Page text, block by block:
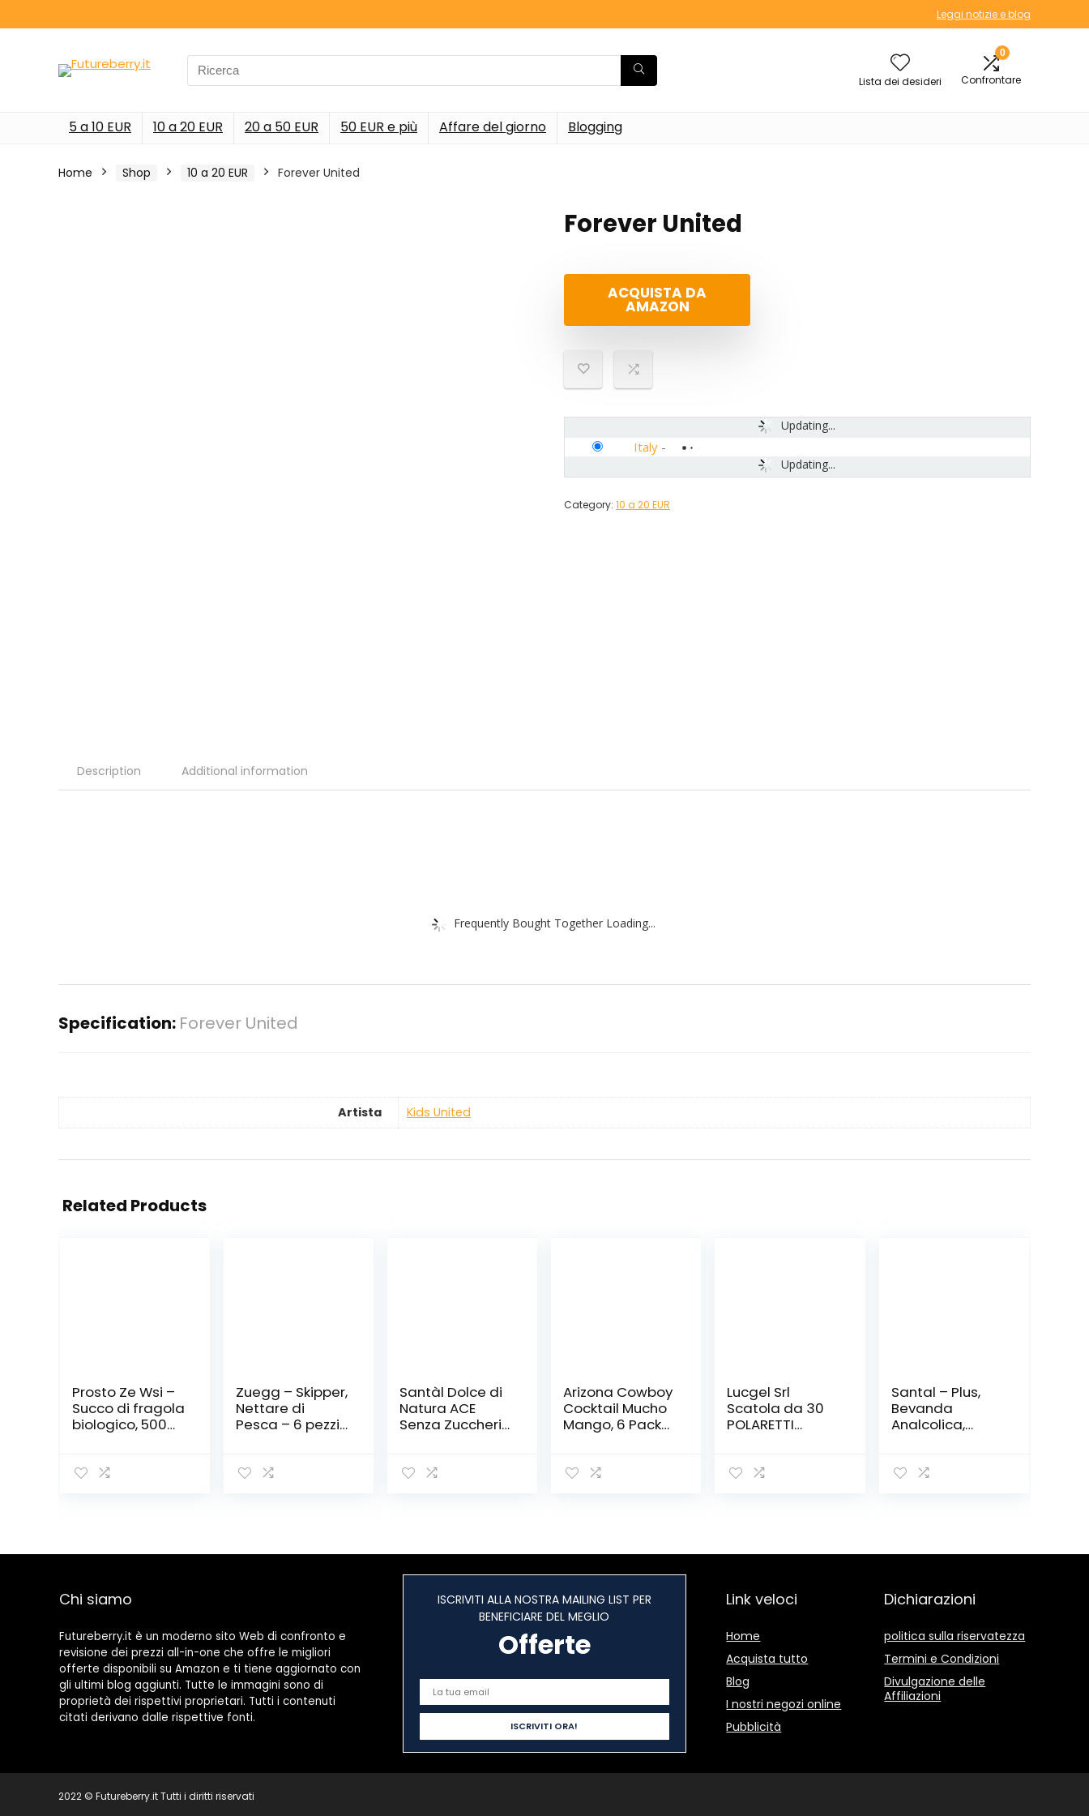
Leggi notizie e blog
Search
for:
Lista dei desideri
0
Confrontare
5 a 10 EUR 10 a 20 EUR 20 a 50 EUR 50 EUR e più Affare del giorno Blogging
Home Shop 10 a 20 EUR Forever United
Forever United
ACQUISTA DA
AMAZON
Updating...
Updating...
Italy -
Category: 10 a 20 EUR
Description Additional information
Frequently Bought Together Loading...
Specification: Forever United
Artista Kids United
Related Products
Prosto Ze Wsi –
Succo di fragola
biologico, 500
Zuegg – Skipper,
Nettare di
Pesca – 6 pezzi
Santàl Dolce di
Natura ACE
Senza Zuccheri
Arizona Cowboy
Cocktail Mucho
Mango, 6 Pack
Lucgel Srl
Scatola da 30
POLARETTI
PELUCHE da 1260
Santal – Plus,
Bevanda
Analcolica,
[12 l]
Chi siamo
Futureberry.it è un moderno sito Web di confronto e
revisione dei prezzi all-in-one che offre le migliori
offerte disponibili su Amazon e ti tiene aggiornato con
gli ultimi blog aggiunti. Tutte le immagini sono di
proprietà dei rispettivi proprietari. Tutti i contenuti
citati derivano dalle rispettive fonti.
ISCRIVITI ALLA NOSTRA MAILING LIST PER
BENEFICIARE DEL MEGLIO
Offerte
Link veloci
Home
Acquista tutto
Blog
I nostri negozi online
Pubblicità
Dichiarazioni
politica sulla riservatezza
Termini e Condizioni
Divulgazione delle
Affiliazioni
2022 © Futureberry.it Tutti i diritti riservati